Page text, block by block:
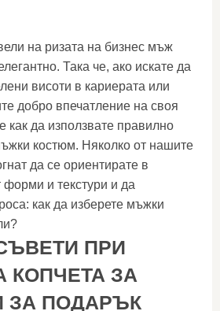
на ризата на бизнес мъж
Така че, ако искате да
висоти в кариерата или
добро впечатление на своя
как да използвате правилно
костюм. Няколко от нашите
да се ориентирате в
форми и текстури и да
как да изберете мъжки
ПРИ
КОПЧЕТА ЗА
ЗА ПОДАРЪК